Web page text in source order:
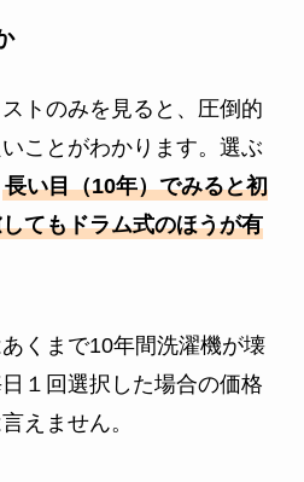
トのみを見ると、圧倒的
ことがわかります。選ぶ
長い目（10年）でみると初
てもドラム式のほうが有
くまで10年間洗濯機が壊
１回選択した場合の価格
えません。